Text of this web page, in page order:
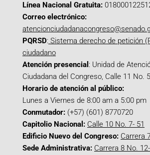
Línea Nacional Gratuita:
Correo electrónico:
PQRSD: Sistema derecho de petición
ciudadano
Atención presencial : Unidad de
Ciudadana del Congreso, Calle 11 No.
Horario de atención al público:
Lunes a Viernes de 8:00 am a 5:00 pm
Conmutador: (+57) (601) 8770720
Capitolio Nacional: Calle 10 No. 7- 51
Edificio Nuevo del Congreso: Carrera
Sede Administrativa: Carrera 8 No.